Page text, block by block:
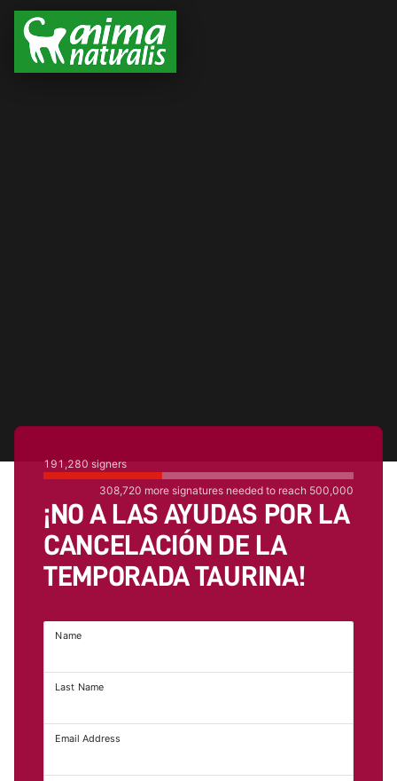
191,280 signers
308,720 more signatures needed to reach 500,000
¡NO A LAS AYUDAS POR LA
CANCELACIÓN DE LA
TEMPORADA TAURINA!
Name
Last Name
Email Address